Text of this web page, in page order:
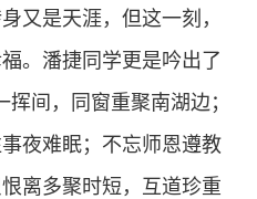
又是天涯，但这一刻，
。潘捷同学更是吟出了
间，同窗重聚南湖边；
夜难眠；不忘师恩遵教
离多聚时短，互道珍重